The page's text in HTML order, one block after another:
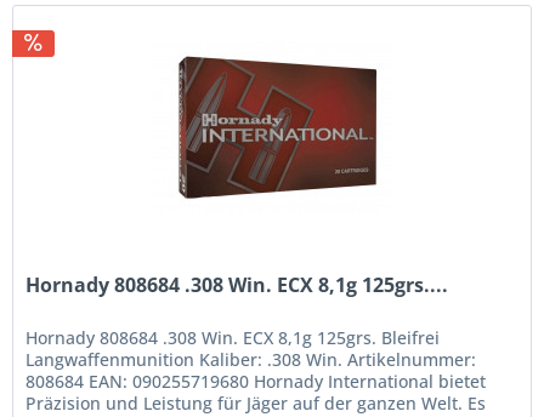
Hornady 808684 .308 Win. ECX 8,1g 125grs....
Hornady 808684 .308 Win. ECX 8,1g 125grs. Bleifrei
Langwaffenmunition Kaliber: .308 Win. Artikelnummer:
808684 EAN: 090255719680 Hornady International bietet
Präzision und Leistung für Jäger auf der ganzen Welt. Es